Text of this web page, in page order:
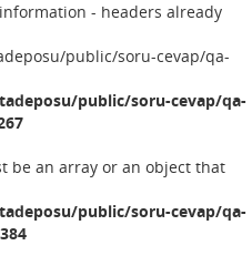
- headers already
public/soru-cevap/qa-
public/soru-cevap/qa-
be an array or an object that
public/soru-cevap/qa-
384